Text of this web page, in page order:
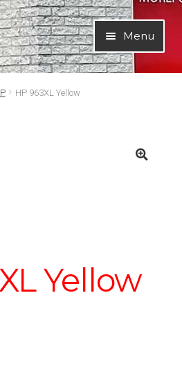
Menu
HP 963XL Yellow
Yellow